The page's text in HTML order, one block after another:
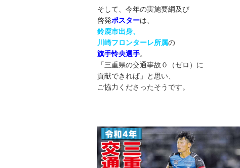
そして、今年の実施要綱及び
啓発ポスターは、
鈴鹿市出身、
川崎フロンターレ所属の
旗手怜央選手。
「三重県の交通事故０（ゼロ）に
貢献できれば」と思い、
ご協力くださったそうです。